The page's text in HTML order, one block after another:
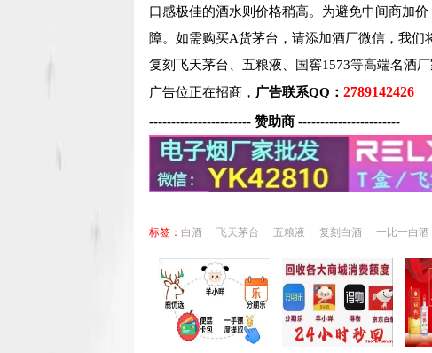
口感极佳的酒水则价格稍高。为避免中间商加
障。如需购买A货茅台，请添加酒厂微信，我们
复刻飞天茅台、五粮液、国窖1573等高端名酒
广告位正在招商， 广告联系QQ： 2789142426
----------------------- 赞助商 -----------------------
标签： 白酒 飞天茅台 五粮液 复刻白酒 一比一白酒